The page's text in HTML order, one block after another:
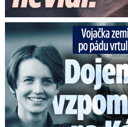
Vojačka zemřela po pádu vrtulníku: